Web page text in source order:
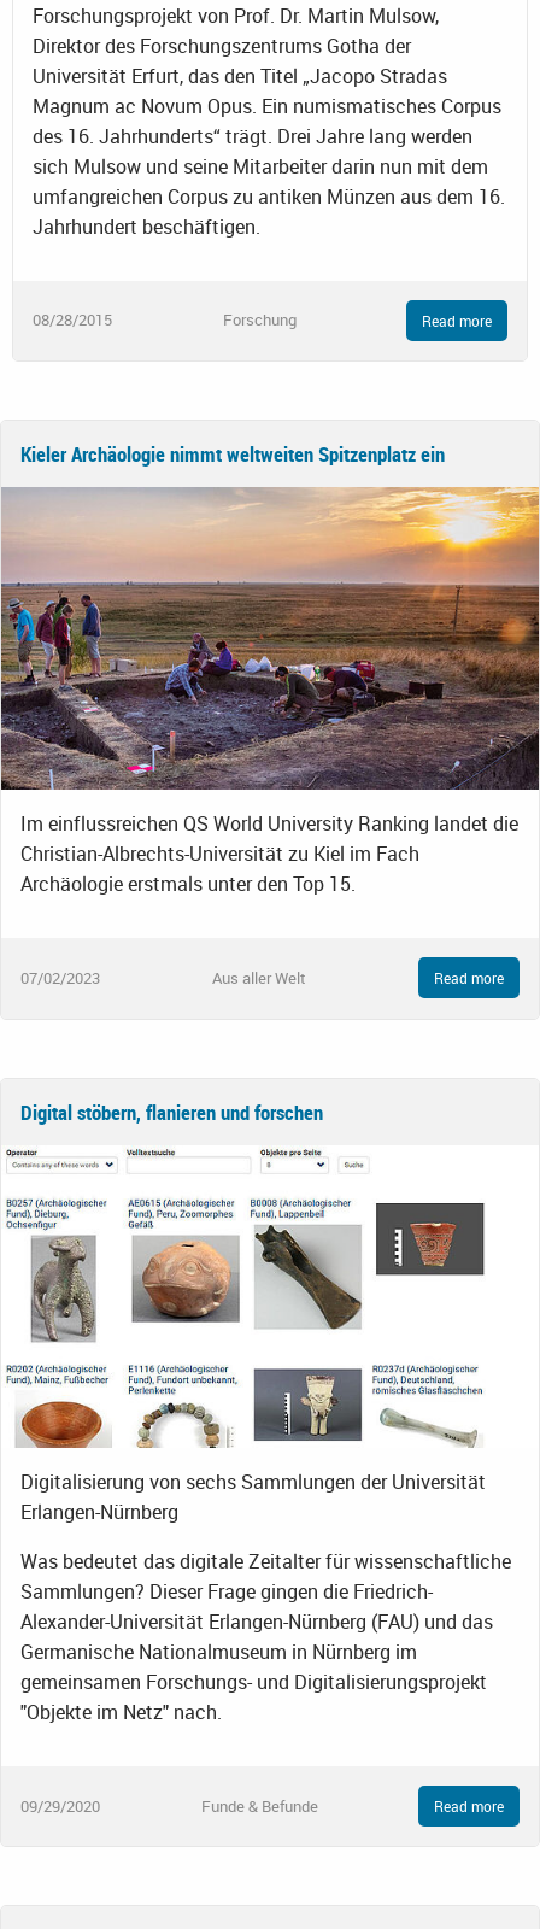
Forschungsprojekt von Prof. Dr. Martin Mulsow,
Direktor des Forschungszentrums Gotha der
Universität Erfurt, das den Titel „Jacopo Stradas
Magnum ac Novum Opus. Ein numismatisches Corpus
des 16. Jahrhunderts“ trägt. Drei Jahre lang werden
sich Mulsow und seine Mitarbeiter darin nun mit dem
umfangreichen Corpus zu antiken Münzen aus dem 16.
Jahrhundert beschäftigen.
08/28/2015 Forschung Read more
Kieler Archäologie nimmt weltweiten Spitzenplatz ein
Im einflussreichen QS World University Ranking landet die
Christian-Albrechts-Universität zu Kiel im Fach
Archäologie erstmals unter den Top 15.
07/02/2023 Aus aller Welt Read more
Digital stöbern, flanieren und forschen
Digitalisierung von sechs Sammlungen der Universität
Erlangen-Nürnberg
Was bedeutet das digitale Zeitalter für wissenschaftliche
Sammlungen? Dieser Frage gingen die Friedrich-
Alexander-Universität Erlangen-Nürnberg (FAU) und das
Germanische Nationalmuseum in Nürnberg im
gemeinsamen Forschungs- und Digitalisierungsprojekt
"Objekte im Netz" nach.
09/29/2020 Funde & Befunde Read more